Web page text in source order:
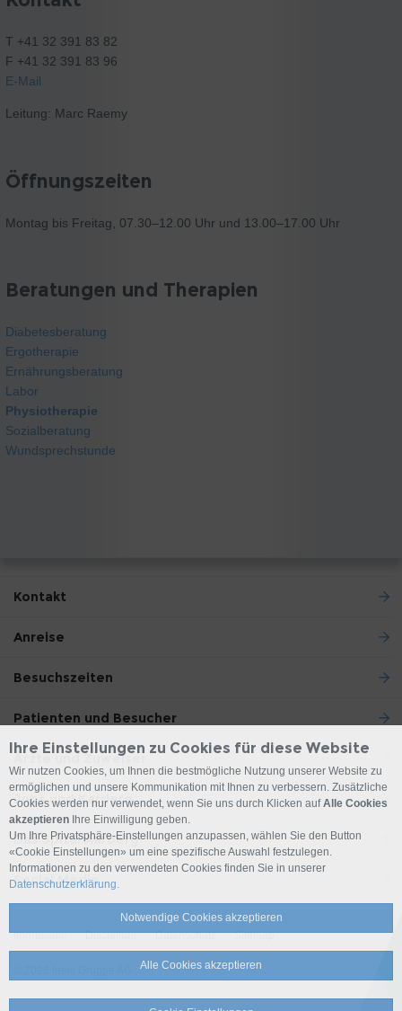
T +41 32 391 83 82
F +41 32 391 83 96
E-Mail
Leitung: Marc Raemy
Öffnungszeiten
Montag bis Freitag, 07.30–12.00 Uhr und 13.00–17.00 Uhr
Beratungen und Therapien
Diabetesberatung
Ergotherapie
Ernährungsberatung
Labor
Physiotherapie
Sozialberatung
Wundsprechstunde
Kontakt
Anreise
Besuchszeiten
Patienten und Besucher
Ärzte und Zuweiser
Jobs und Karriere
Das Spital Aarberg
Social Media
Impressum Disclaimer Datenschutz Sitemap
Ihre Einstellungen zu Cookies für diese Website
Wir nutzen Cookies, um Ihnen die bestmögliche Nutzung unserer Website zu
ermöglichen und unsere Kommunikation mit Ihnen zu verbessern. Zusätzliche
Cookies werden nur verwendet, wenn Sie uns durch Klicken aufAlle Cookies
akzeptieren Ihre Einwilligung geben.
Um Ihre Privatsphäre-Einstellungen anzupassen, wählen Sie den Button
«Cookie Einstellungen» um eine spezifische Auswahl festzulegen.
Informationen zu den verwendeten Cookies finden Sie in unserer
Datenschutzerklärung.
Notwendige Cookies akzeptieren
Alle Cookies akzeptieren